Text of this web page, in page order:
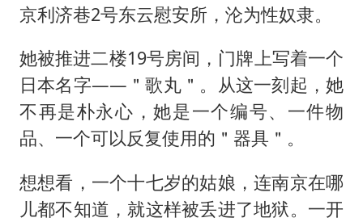
京利济巷2号东云慰安所，沦为性奴隶。
她被推进二楼19号房间，门牌上写着一个
日本名字——＂歌丸＂。从这一刻起，她
不再是朴永心，她是一个编号、一件物
品、一个可以反复使用的＂器具＂。
想想看，一个十七岁的姑娘，连南京在哪
儿都不知道，就这样被丢进了地狱。一开